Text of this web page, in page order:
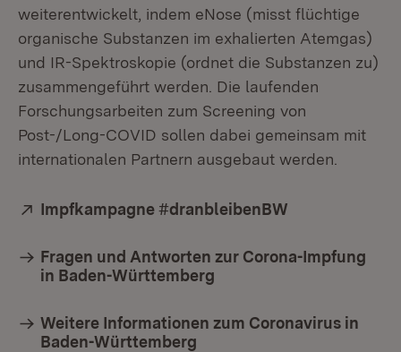
weiterentwickelt, indem eNose (misst flüchtige
organische Substanzen im exhalierten Atemgas)
und IR-Spektroskopie (ordnet die Substanzen zu)
zusammengeführt werden. Die laufenden
Forschungsarbeiten zum Screening von
Post-/Long-COVID sollen dabei gemeinsam mit
internationalen Partnern ausgebaut werden.
Extern:
Impfkampagne #dranbleibenBW
Fragen und Antworten zur Corona-Impfung
in Baden-Württemberg
Weitere Informationen zum Coronavirus in
Baden-Württemberg